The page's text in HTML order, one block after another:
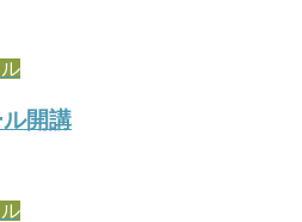
開講